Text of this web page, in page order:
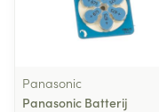
Panasonic
Panasonic Batterij